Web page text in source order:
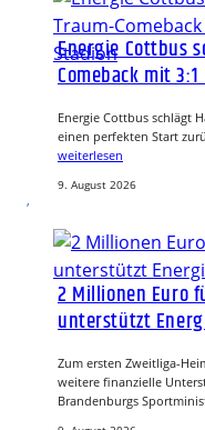
Energie Cottbus
Comeback mit
Energie Cottbus schlägt
einen perfekten Start
weiterlesen
9. August 2026
2 Millionen Euro
unterstützt
Zum ersten Zweitliga-
weitere finanzielle
Brandenburgs